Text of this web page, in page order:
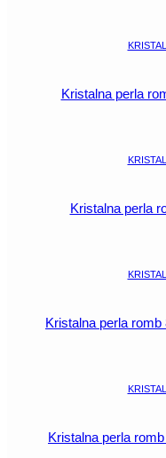
Kristalna perla
Kristalna perla
Kristalna perla
Kristalna perla